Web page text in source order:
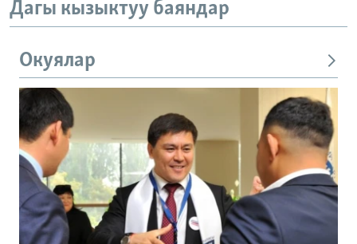
Дагы кызыктуу баяндар
Окуялар